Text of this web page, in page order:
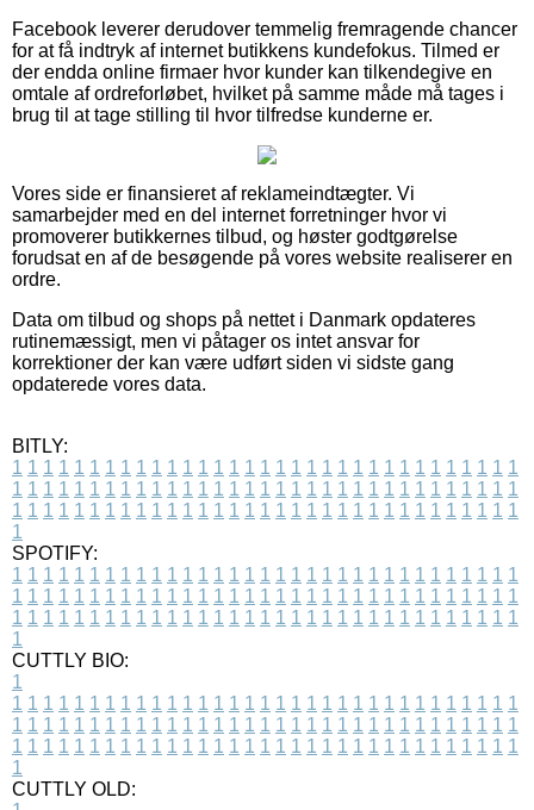
Facebook leverer derudover temmelig fremragende chancer
for at få indtryk af internet butikkens kundefokus. Tilmed er
der endda online firmaer hvor kunder kan tilkendegive en
omtale af ordreforløbet, hvilket på samme måde må tages i
brug til at tage stilling til hvor tilfredse kunderne er.
Vores side er finansieret af reklameindtægter. Vi
samarbejder med en del internet forretninger hvor vi
promoverer butikkernes tilbud, og høster godtgørelse
forudsat en af de besøgende på vores website realiserer en
ordre.
Data om tilbud og shops på nettet i Danmark opdateres
rutinemæssigt, men vi påtager os intet ansvar for
korrektioner der kan være udført siden vi sidste gang
opdaterede vores data.
BITLY:
1 1 1 1 1 1 1 1 1 1 1 1 1 1 1 1 1 1 1 1 1 1 1 1 1 1 1 1 1 1 1 1 1
1 1 1 1 1 1 1 1 1 1 1 1 1 1 1 1 1 1 1 1 1 1 1 1 1 1 1 1 1 1 1 1 1
1 1 1 1 1 1 1 1 1 1 1 1 1 1 1 1 1 1 1 1 1 1 1 1 1 1 1 1 1 1 1 1 1
1
SPOTIFY:
1 1 1 1 1 1 1 1 1 1 1 1 1 1 1 1 1 1 1 1 1 1 1 1 1 1 1 1 1 1 1 1 1
1 1 1 1 1 1 1 1 1 1 1 1 1 1 1 1 1 1 1 1 1 1 1 1 1 1 1 1 1 1 1 1 1
1 1 1 1 1 1 1 1 1 1 1 1 1 1 1 1 1 1 1 1 1 1 1 1 1 1 1 1 1 1 1 1 1
1
CUTTLY BIO:
1
1 1 1 1 1 1 1 1 1 1 1 1 1 1 1 1 1 1 1 1 1 1 1 1 1 1 1 1 1 1 1 1 1
1 1 1 1 1 1 1 1 1 1 1 1 1 1 1 1 1 1 1 1 1 1 1 1 1 1 1 1 1 1 1 1 1
1 1 1 1 1 1 1 1 1 1 1 1 1 1 1 1 1 1 1 1 1 1 1 1 1 1 1 1 1 1 1 1 1
1
CUTTLY OLD: